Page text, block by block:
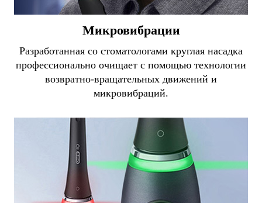
Микровибрации
Разработанная со стоматологами круглая насадка
профессионально очищает с помощью технологии
возвратно-вращательных движений и
микровибраций.